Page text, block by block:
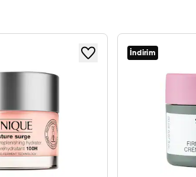
İndirim